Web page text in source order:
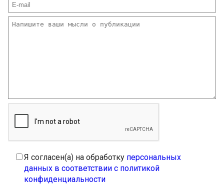
Я согласен(а) на обработку персональных
данных в соответствии с политикой
конфиденциальности